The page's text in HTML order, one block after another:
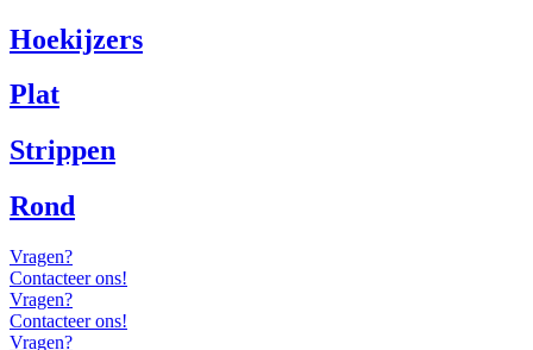
Hoekijzers
Plat
Strippen
Rond
Vragen?
Contacteer ons!
Vragen?
Contacteer ons!
Vragen?